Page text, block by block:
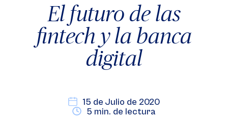
El futuro de las
fintech y la banca
digital
15 de Julio de 2020
5 min. de lectura